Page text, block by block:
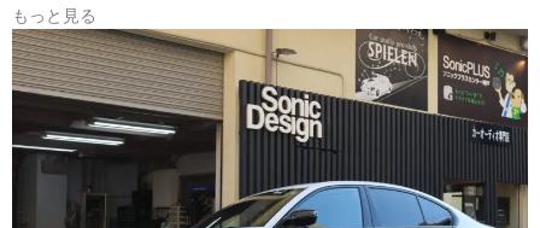
もっと見る